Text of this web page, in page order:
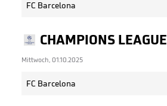
FC Barcelona
CHAMPIONS LEAGUE
Mittwoch, 01.10.2025
FC Barcelona